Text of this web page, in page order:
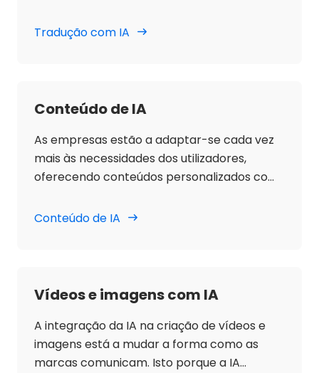
Tradução com IA
Conteúdo de IA
As empresas estão a adaptar-se cada vez
mais às necessidades dos utilizadores,
oferecendo conteúdos personalizados com
IA é clara: através de algoritmos complexos,
conteúdos originais, relevantes e
personalizados para cada cliente.
Conteúdo de IA
Vídeos e imagens com IA
A integração da IA na criação de vídeos e
imagens está a mudar a forma como as
marcas comunicam. Isto porque a IA